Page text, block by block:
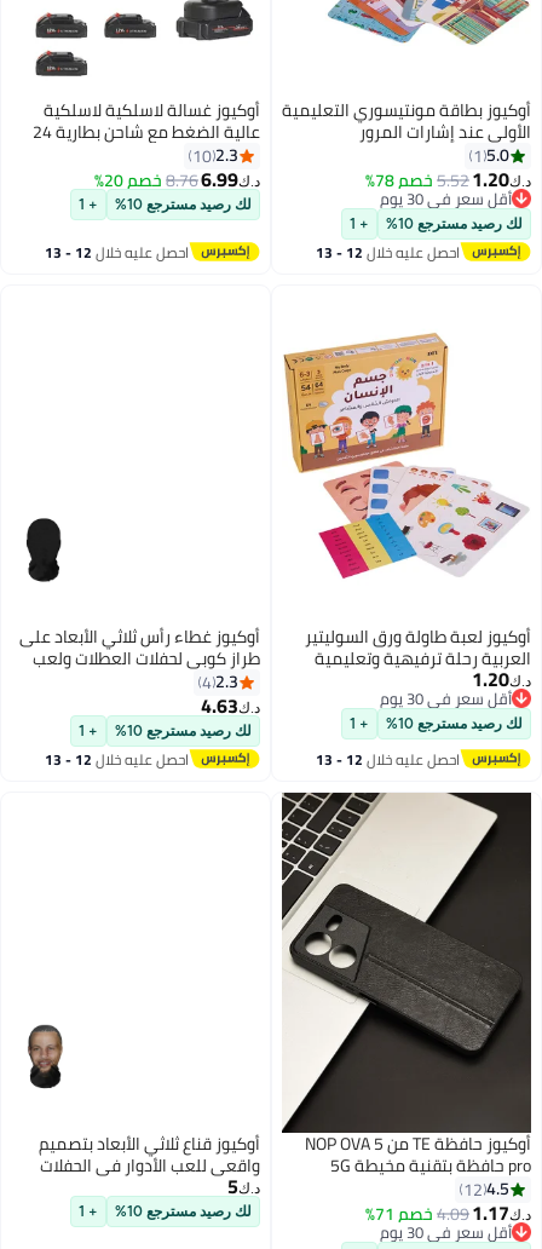
أوكيوز بطاقة مونتيسوري التعليمية
الأولى عند إشارات المرور
5.0
1
د.ك‏1.20
5.52خصم 78%
أقل سعر في 30 يوم
أقل سعر في 30 يوم
لك رصيد مسترجع 10% + 1
احصل عليه خلال 12 - 13
أوكيوز غسالة لاسلكية لاسلكية
عالية الضغط مع شاحن بطارية 24
فولت 300 واط منظف كهربائي
محمول عالي الطاقة مناسب لغسيل
السيارات تنظيف الأرضيات في
المنزل والحديقة والأرضيات في
الهواء الطلق
2.3
10
د.ك‏6.99
8.76خصم 20%
لك رصيد مسترجع 10% + 1
احصل عليه خلال 12 - 13
أوكيوز لعبة طاولة ورق السوليتير
العربية رحلة ترفيهية وتعليمية
للأطفال حيث تلتقي الإستراتيجية
والإبداع وسحر الثقافة العربية
د.ك‏1.20
أقل سعر في 30 يوم
أقل سعر في 30 يوم
لك رصيد مسترجع 10% + 1
احصل عليه خلال 12 - 13
أوكيوز غطاء رأس ثلاثي الأبعاد على
طراز كوبي لحفلات العطلات ولعب
الأدوار قناع ممتع بتصميم واقعي
2.3
4
د.ك‏4.63
لك رصيد مسترجع 10% + 1
احصل عليه خلال 12 - 13
أوكيوز حافظة TE من NOP OVA 5
pro حافظة بتقنية مخيطة 5G
حافظة تغطية كاملة من جلد البولي
يوريثان حافظة من مادة البولي
يوريثين الحراري حافظة ناعمة فاخرة
4.5
12
د.ك‏1.17
4.09خصم 71%
أقل سعر في 30 يوم
أوكيوز قناع ثلاثي الأبعاد بتصميم
واقعي للعب الأدوار في الحفلات
د.ك‏5
لك رصيد مسترجع 10% + 1